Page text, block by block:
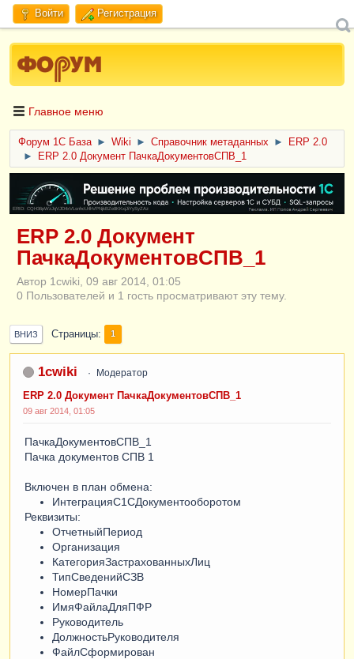
Войти Регистрация
Главное меню
Форум 1C База ► Wiki ► Справочник метаданных ►
ERP 2.0
►
ERP 2.0 Документ ПачкаДокументовСПВ_1
ERID: CQH36pWzJqVJD4xVLsnhcU4hVPNjkBZe8KKxjJiYySyZAz
ERP 2.0 Документ
ПачкаДокументовСПВ_1
Автор 1cwiki, 09 авг 2014, 01:05
0 Пользователей и 1 гость просматривают эту тему.
ВНИЗ Страницы 1
1cwiki Модератор
ERP 2.0 Документ ПачкаДокументовСПВ_1
09 авг 2014, 01:05
ПачкаДокументовСПВ_1
Пачка документов СПВ 1
Включен в план обмена:
ИнтеграцияС1СДокументооборотом
Реквизиты:
ОтчетныйПериод
Организация
КатегорияЗастрахованныхЛиц
ТипСведенийСЗВ
НомерПачки
ИмяФайлаДляПФР
Руководитель
ДолжностьРуководителя
ФайлСформирован